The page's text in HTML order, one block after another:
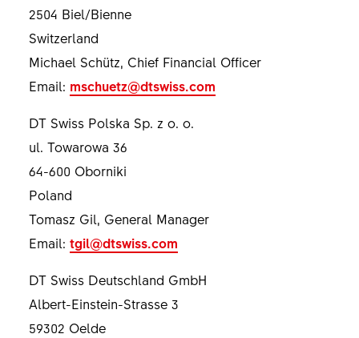
2504 Biel/Bienne
Switzerland
Michael Schütz, Chief Financial Officer
Email: mschuetz@dtswiss.com
DT Swiss Polska Sp. z o. o.
ul. Towarowa 36
64-600 Oborniki
Poland
Tomasz Gil, General Manager
Email: tgil@dtswiss.com
DT Swiss Deutschland GmbH
Albert-Einstein-Strasse 3
59302 Oelde